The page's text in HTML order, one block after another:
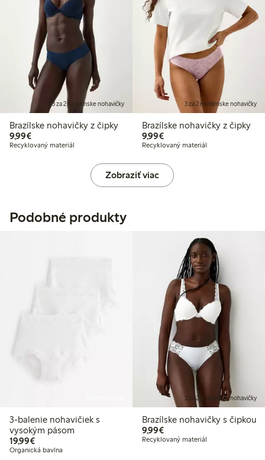
3 za 2 na dámske nohavičky
Brazílske nohavičky z čipky
9,99€9,99 €
Recyklovaný materiál
3 za 2 na dámske nohavičky
Brazílske nohavičky z čipky
9,99€9,99 €
Recyklovaný materiál
Zobraziť viac
Podobné produkty
3-balenie nohavičiek s
vysokým pásom
19,99€19,99 €
Organická bavlna
3 za 2 na dámske nohavičky
Brazílske nohavičky s čipkou
9,99€9,99 €
Recyklovaný materiál